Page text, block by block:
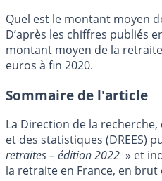
Quel est le montant moyen
D’après les chiffres publiés
montant moyen de la
euros à fin 2020.
Sommaire de l'article
La Direction de la recherche,
et des statistiques (DREES)
retraites – édition 2022 » et
la retraite en France, en brut